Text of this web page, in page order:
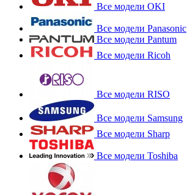
Все модели OKI
Все модели Panasonic
Все модели Pantum
Все модели Ricoh
Все модели RISO
Все модели Samsung
Все модели Sharp
Все модели Toshiba